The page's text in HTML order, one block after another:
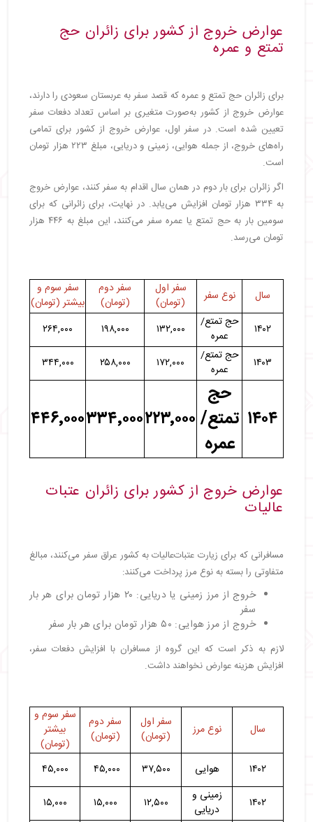
عوارض خروج از کشور برای زائران حج
تمتع و عمره
برای زائران حج تمتع و عمره که قصد سفر به عربستان سعودی را دارند،
عوارض خروج از کشور به‌صورت متغیری بر اساس تعداد دفعات سفر
تعیین شده است. در سفر اول، عوارض خروج از کشور برای تمامی
راه‌های خروج، از جمله هوایی، زمینی و دریایی، مبلغ ۲۲۳ هزار تومان
است.
اگر زائران برای بار دوم در همان سال اقدام به سفر کنند، عوارض خروج
به ۳۳۴ هزار تومان افزایش می‌یابد. در نهایت، برای زائرانی که برای
سومین بار به حج تمتع یا عمره سفر می‌کنند، این مبلغ به ۴۴۶ هزار
تومان می‌رسد.
سال نوع سفر
سفر اول
(تومان)
سفر دوم
(تومان)
سفر سوم و
بیشتر (تومان)
۱۴۰۲
حج تمتع/
عمره
۱۳۲,۰۰۰ ۱۹۸,۰۰۰
۲۶۴,۰۰۰
۱۴۰۳
حج تمتع/
عمره
۱۷۲,۰۰۰ ۲۵۸,۰۰۰ ۳۴۴,۰۰۰
۱۴۰۴
حج
تمتع/
عمره
۲۲۳٬۰۰۰۳۳۴٬۰۰۰۴۴۶٬۰۰۰
عوارض خروج از کشور برای زائران عتبات‌
عالیات
مسافرانی که برای زیارت عتبات‌عالیات به کشور عراق سفر می‌کنند، مبالغ
متفاوتی را بسته به نوع مرز پرداخت می‌کنند:
خروج از مرز زمینی یا دریایی: ۲۰ هزار تومان برای هر بار
سفر
خروج از مرز هوایی: ۵۰ هزار تومان برای هر بار سفر
لازم به ذکر است که این گروه از مسافران با افزایش دفعات سفر،
افزایش هزینه عوارض نخواهند داشت.
سال نوع مرز
سفر اول
(تومان)
سفر دوم
(تومان)
سفر سوم و
بیشتر
(تومان)
۱۴۰۲
هوایی ۳۷,۵۰۰ ۴۵,۰۰۰
۴۵,۰۰۰
۱۴۰۲
زمینی و
دریایی
۱۲,۵۰۰ ۱۵,۰۰۰ ۱۵,۰۰۰